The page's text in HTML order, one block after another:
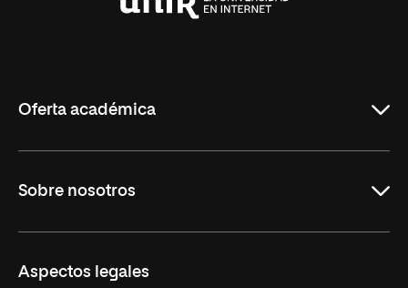
Oferta académica
Maestrías
Sobre nosotros
Trabaja en UNIR
Aspectos legales